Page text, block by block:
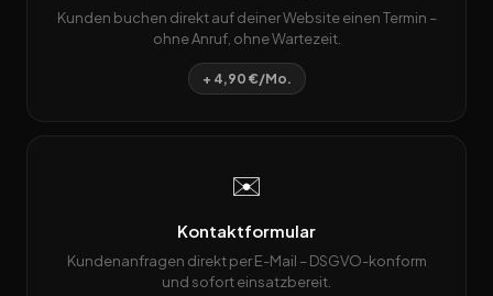
Kunden buchen direkt auf deiner Website einen Termin –
ohne Anruf, ohne Wartezeit.
+ 4,90 €/Mo.
✉️
Kontaktformular
Kundenanfragen direkt per E-Mail – DSGVO-konform
und sofort einsatzbereit.